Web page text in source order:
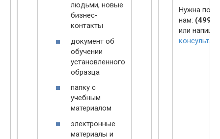
людьми, новые
бизнес-
контакты
документ об
обучении
установленного
образца
папку с
учебным
материалом
электронные
материалы и
Нужна
нам: (499)
или